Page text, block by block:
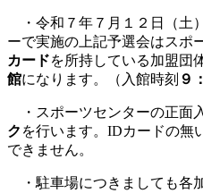
・令和７年７月１２日（土
ーで実施の上記予選会はス
カードを所持している加盟団
館になります。（入館時刻 ９
・スポーツセンターの正面
ク を行います。IDカードの無
できません。
・駐車場につきましても各